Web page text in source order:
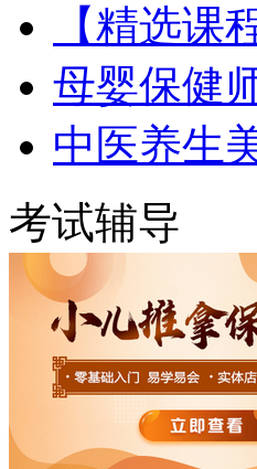
【精选课
母婴保健
中医养生
考试辅导